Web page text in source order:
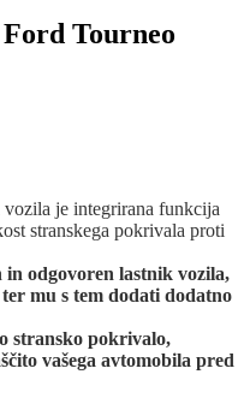
Tourneo
vozila je integrirana funkcija
stranskega pokrivala proti
in odgovoren lastnik vozila,
mu s tem dodati dodatno
stransko pokrivalo,
vašega avtomobila pred